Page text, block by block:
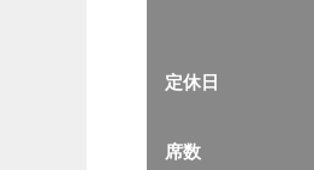
定休日
席数